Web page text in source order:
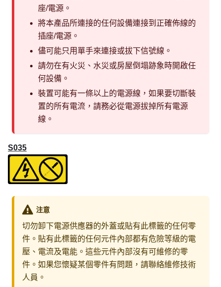
座/電源。
將本產品所連接的任何設備連接到正確佈線的
插座/電源。
儘可能只用單手來連接或拔下信號線。
請勿在有火災、水災或房屋倒塌跡象時開啟任
何設備。
裝置可能有一條以上的電源線，如果要切斷裝
置的所有電流，請務必從電源拔掉所有電源
線。
S035
注意
切勿卸下電源供應器的外蓋或貼有此標籤的任何零
件。貼有此標籤的任何元件內部都有危險等級的電
壓、電流及電能。這些元件內部沒有可維修的零
件。如果您懷疑某個零件有問題，請聯絡維修技術
人員。